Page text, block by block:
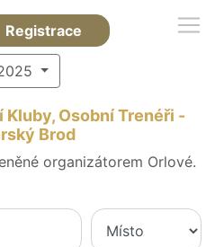
Registrace
Osobní Trenéři -
Brod
organizátorem Orlové.